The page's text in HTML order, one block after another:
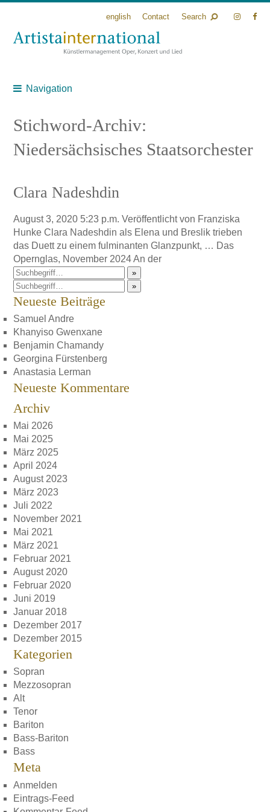
english Contact Search
Navigation
Stichword-Archiv:
Niedersächsisches Staatsorchester
Clara Nadeshdin
August 3, 2020 5:23 p.m. Veröffentlicht von Franziska
Hunke Clara Nadeshdin als Elena und Breslik trieben
das Duett zu einem fulminanten Glanzpunkt, … Das
Opernglas, November 2024 An der
»
»
Neueste Beiträge
Samuel Andre
Khanyiso Gwenxane
Benjamin Chamandy
Georgina Fürstenberg
Anastasia Lerman
Neueste Kommentare
Archiv
Mai 2026
Mai 2025
März 2025
April 2024
August 2023
März 2023
Juli 2022
November 2021
Mai 2021
März 2021
Februar 2021
August 2020
Februar 2020
Juni 2019
Januar 2018
Dezember 2017
Dezember 2015
Kategorien
Sopran
Mezzosopran
Alt
Tenor
Bariton
Bass-Bariton
Bass
Meta
Anmelden
Eintrags-Feed